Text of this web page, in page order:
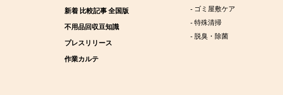
新着 比較記事 全国版
不用品回収豆知識
プレスリリース
作業カルテ
- ゴミ屋敷ケア
- 特殊清掃
- 脱臭・除菌